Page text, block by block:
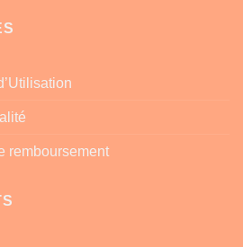
remboursement